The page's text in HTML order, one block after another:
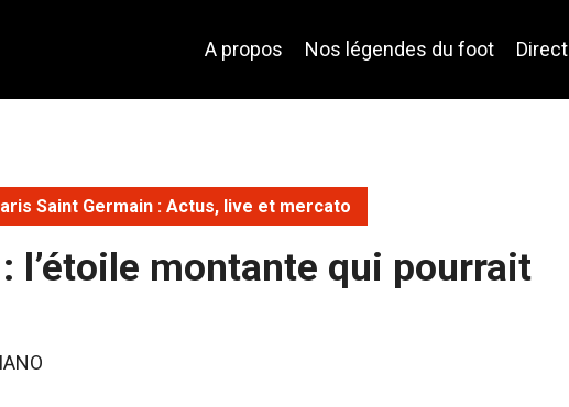
A propos Nos légendes du foot Direct
Saint Germain : Actus, live et mercato
l’étoile montante qui pourrait